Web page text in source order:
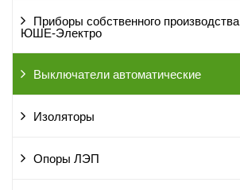
Приборы собственного производства
ЮШЕ-Электро
Выключатели автоматические
Изоляторы
Опоры ЛЭП